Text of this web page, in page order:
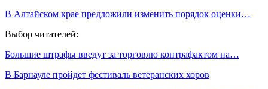
В Алтайском крае предложили изменить порядок оценки…
Выбор читателей:
Большие штрафы введут за торговлю контрафактом на…
В Барнауле пройдет фестиваль ветеранских хоров